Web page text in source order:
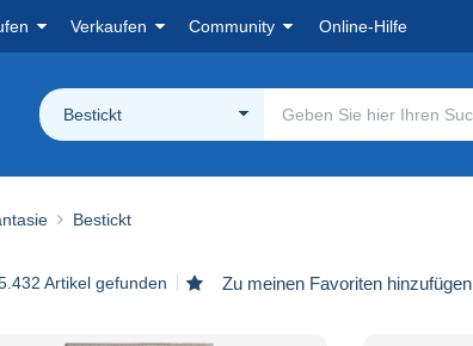
Verkaufen Community Online-Hilfe
Bestickt
Bestickt
Artikel gefunden Zu meinen Favoriten hinzufügen